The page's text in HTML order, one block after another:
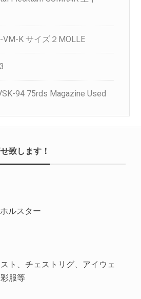
VM-K サイズ２MOLLE
94 75rds Magazine Used
致します！
ルスター
ト、チェストリグ、アイウェ
服等